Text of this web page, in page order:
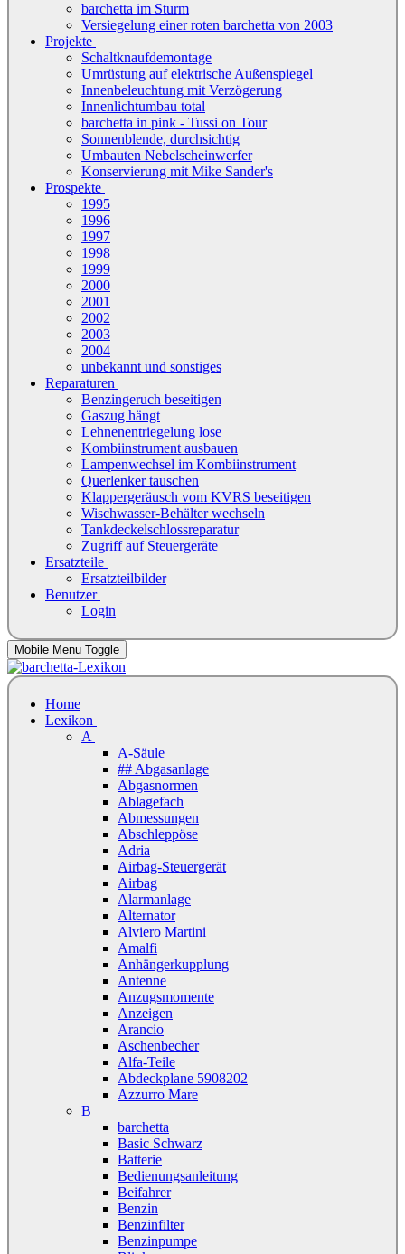
barchetta im Sturm
Versiegelung einer roten barchetta von 2003
Projekte
Schaltknaufdemontage
Umrüstung auf elektrische Außenspiegel
Innenbeleuchtung mit Verzögerung
Innenlichtumbau total
barchetta in pink - Tussi on Tour
Sonnenblende, durchsichtig
Umbauten Nebelscheinwerfer
Konservierung mit Mike Sander's
Prospekte
1995
1996
1997
1998
1999
2000
2001
2002
2003
2004
unbekannt und sonstiges
Reparaturen
Benzingeruch beseitigen
Gaszug hängt
Lehnenentriegelung lose
Kombiinstrument ausbauen
Lampenwechsel im Kombiinstrument
Querlenker tauschen
Klappergeräusch vom KVRS beseitigen
Wischwasser-Behälter wechseln
Tankdeckelschlossreparatur
Zugriff auf Steuergeräte
Ersatzteile
Ersatzteilbilder
Benutzer
Login
Mobile Menu Toggle
Home
Lexikon
A
A-Säule
## Abgasanlage
Abgasnormen
Ablagefach
Abmessungen
Abschleppöse
Adria
Airbag-Steuergerät
Airbag
Alarmanlage
Alternator
Alviero Martini
Amalfi
Anhängerkupplung
Antenne
Anzugsmomente
Anzeigen
Arancio
Aschenbecher
Alfa-Teile
Abdeckplane 5908202
Azzurro Mare
B
barchetta
Basic Schwarz
Batterie
Bedienungsanleitung
Beifahrer
Benzin
Benzinfilter
Benzinpumpe